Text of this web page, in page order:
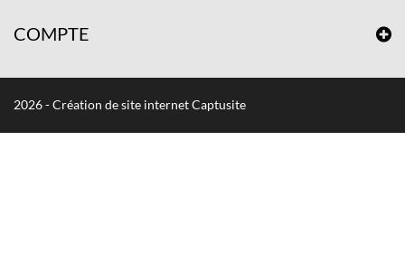
COMPTE
2026 - Création de site internet Captusite